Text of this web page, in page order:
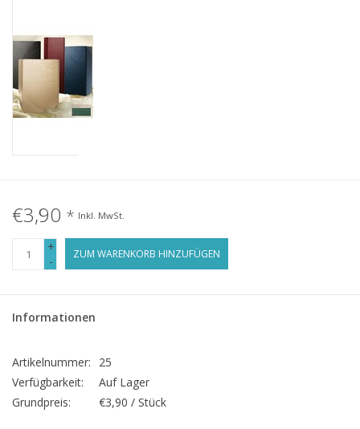
€3,90 * Inkl. MwSt.
+
-
ZUM WARENKORB HINZUFÜGEN
Informationen
Artikelnummer:
25
Verfügbarkeit:
Auf Lager
Grundpreis:
€3,90 / Stück